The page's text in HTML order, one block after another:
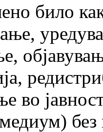
било
во